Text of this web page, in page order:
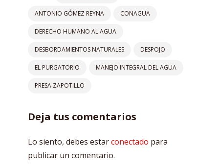
ANTONIO GÓMEZ REYNA CONAGUA
DERECHO HUMANO AL AGUA
DESBORDAMIENTOS NATURALES DESPOJO
EL PURGATORIO MANEJO INTEGRAL DEL AGUA
PRESA ZAPOTILLO
Deja tus comentarios
Lo siento, debes estarconectado para
publicar un comentario.